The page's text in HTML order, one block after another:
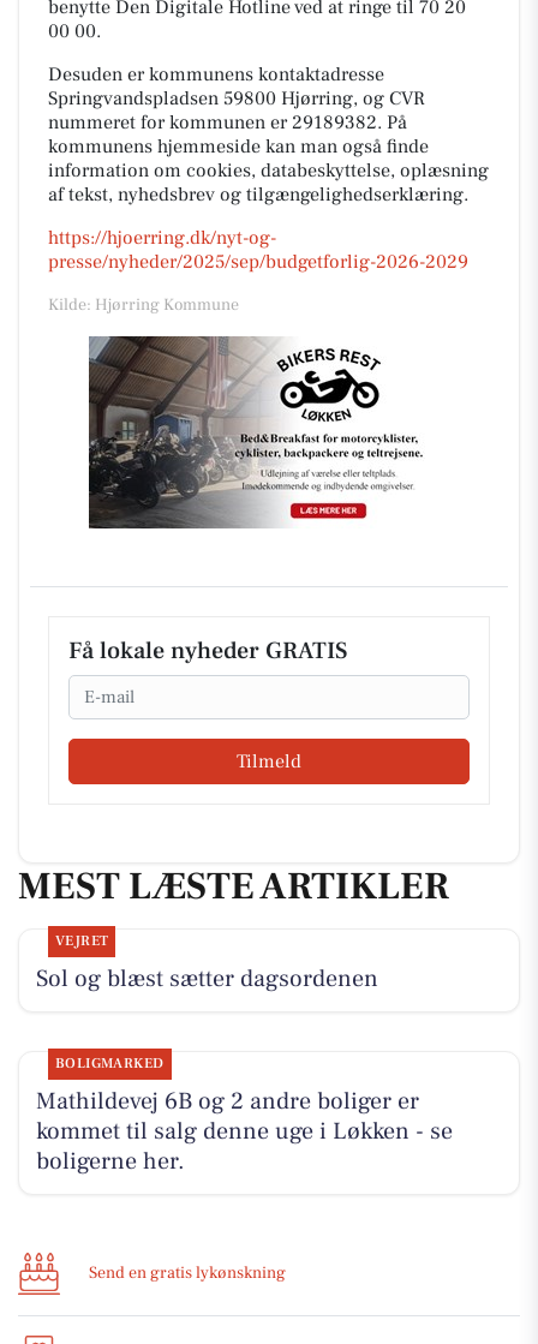
benytte Den Digitale Hotline ved at ringe til 70 20
00 00.
Desuden er kommunens kontaktadresse
Springvandspladsen 59800 Hjørring, og CVR
nummeret for kommunen er 29189382. På
kommunens hjemmeside kan man også finde
information om cookies, databeskyttelse, oplæsning
af tekst, nyhedsbrev og tilgængelighedserklæring.
https://hjoerring.dk/nyt-og-
presse/nyheder/2025/sep/budgetforlig-2026-2029
Kilde: Hjørring Kommune
Få lokale nyheder GRATIS
Email
Tilmeld
MEST LÆSTE ARTIKLER
VEJRET
Sol og blæst sætter dagsordenen
BOLIGMARKED
Mathildevej 6B og 2 andre boliger er
kommet til salg denne uge i Løkken - se
boligerne her.
Send en gratis lykønskning